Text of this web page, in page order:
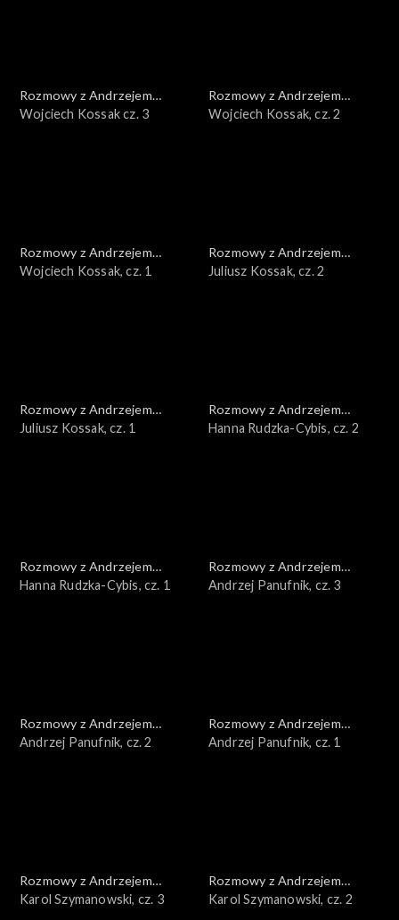
Rozmowy z Andrzejem
Doboszem
Wojciech Kossak cz. 3
Rozmowy z Andrzejem
Doboszem
Wojciech Kossak, cz. 2
Rozmowy z Andrzejem
Doboszem
Wojciech Kossak, cz. 1
Rozmowy z Andrzejem
Doboszem
Juliusz Kossak, cz. 2
Rozmowy z Andrzejem
Doboszem
Juliusz Kossak, cz. 1
Rozmowy z Andrzejem
Doboszem
Hanna Rudzka-Cybis, cz. 2
Rozmowy z Andrzejem
Doboszem
Hanna Rudzka-Cybis, cz. 1
Rozmowy z Andrzejem
Doboszem
Andrzej Panufnik, cz. 3
Rozmowy z Andrzejem
Doboszem
Andrzej Panufnik, cz. 2
Rozmowy z Andrzejem
Doboszem
Andrzej Panufnik, cz. 1
Rozmowy z Andrzejem
Doboszem
Karol Szymanowski, cz. 3
Rozmowy z Andrzejem
Doboszem
Karol Szymanowski, cz. 2